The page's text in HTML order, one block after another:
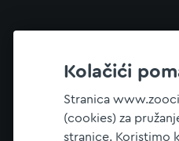
Kolačići
Stranica
(cookies) za
stranice. Koristimo